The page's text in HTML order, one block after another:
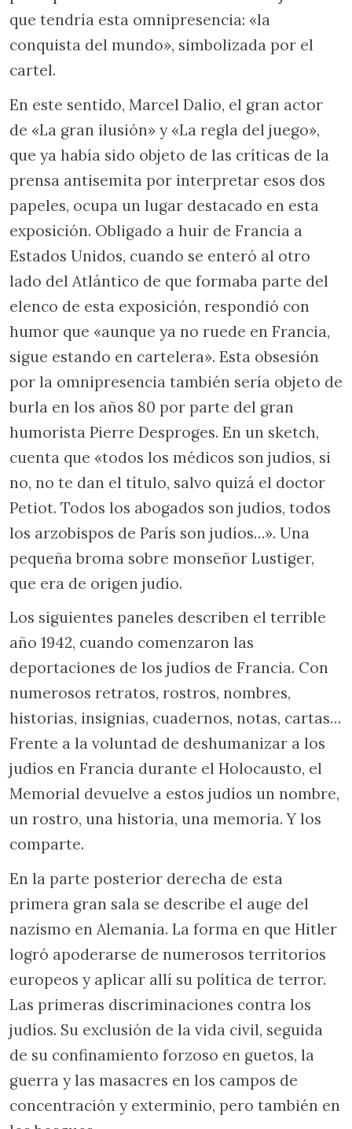
que tendría esta omnipresencia: «la
conquista del mundo», simbolizada por el
cartel.
En este sentido, Marcel Dalio, el gran actor
de «La gran ilusión» y «La regla del juego»,
que ya había sido objeto de las críticas de la
prensa antisemita por interpretar esos dos
papeles, ocupa un lugar destacado en esta
exposición. Obligado a huir de Francia a
Estados Unidos, cuando se enteró al otro
lado del Atlántico de que formaba parte del
elenco de esta exposición, respondió con
humor que «aunque ya no ruede en Francia,
sigue estando en cartelera». Esta obsesión
por la omnipresencia también sería objeto de
burla en los años 80 por parte del gran
humorista Pierre Desproges. En un sketch,
cuenta que «todos los médicos son judíos, si
no, no te dan el título, salvo quizá el doctor
Petiot. Todos los abogados son judíos, todos
los arzobispos de París son judíos…». Una
pequeña broma sobre monseñor Lustiger,
que era de origen judío.
Los siguientes paneles describen el terrible
año 1942, cuando comenzaron las
deportaciones de los judíos de Francia. Con
numerosos retratos, rostros, nombres,
historias, insignias, cuadernos, notas, cartas…
Frente a la voluntad de deshumanizar a los
judíos en Francia durante el Holocausto, el
Memorial devuelve a estos judíos un nombre,
un rostro, una historia, una memoria. Y los
comparte.
En la parte posterior derecha de esta
primera gran sala se describe el auge del
nazismo en Alemania. La forma en que Hitler
logró apoderarse de numerosos territorios
europeos y aplicar allí su política de terror.
Las primeras discriminaciones contra los
judíos. Su exclusión de la vida civil, seguida
de su confinamiento forzoso en guetos, la
guerra y las masacres en los campos de
concentración y exterminio, pero también en